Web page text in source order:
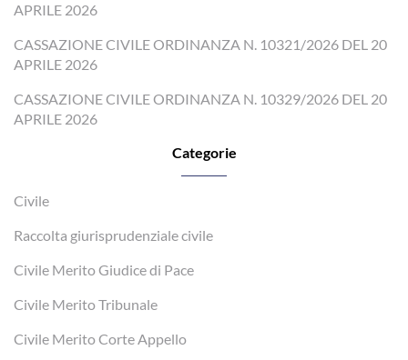
APRILE 2026
CASSAZIONE CIVILE ORDINANZA N. 10321/2026 DEL 20
APRILE 2026
CASSAZIONE CIVILE ORDINANZA N. 10329/2026 DEL 20
APRILE 2026
Categorie
Civile
Raccolta giurisprudenziale civile
Civile Merito Giudice di Pace
Civile Merito Tribunale
Civile Merito Corte Appello